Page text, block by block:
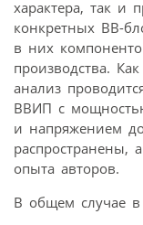
характера, так и
конкретных ВВ-
в них
производства.
анализ
ВВИП с
и напряжением
распространены,
опыта авторов.
В общем случае в